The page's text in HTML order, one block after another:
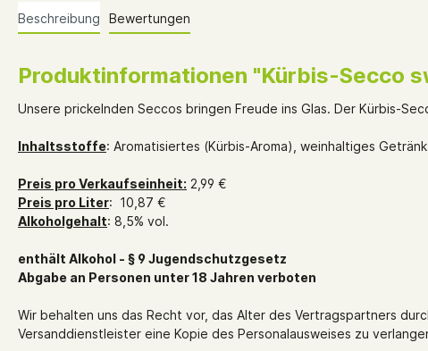
Beschreibung Bewertungen
Produktinformationen "Kürbis-Secco
Unsere prickelnden Seccos bringen Freude ins Glas. Der Kürbis-
Inhaltsstoffe: Aromatisiertes (Kürbis-Aroma), weinhaltiges
Preis pro Verkaufseinheit: 2,99 €
Preis pro Liter: 10,87 €
Alkoholgehalt: 8,5% vol.
enthält Alkohol - § 9 Jugendschutzgesetz
Abgabe an Personen unter 18 Jahren verboten
Wir behalten uns das Recht vor, das Alter des Vertragspartners
Versanddienstleister eine Kopie des Personalausweises zu